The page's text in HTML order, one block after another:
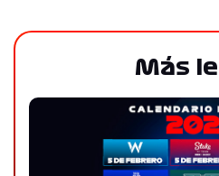
Más